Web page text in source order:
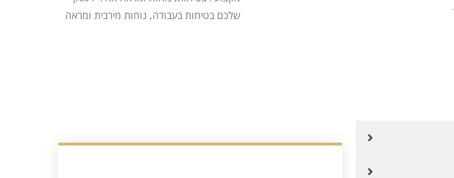
שלכם בטיחות בעבודה, נוחות מירבית ומראה